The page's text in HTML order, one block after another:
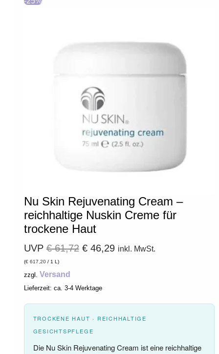
Nu Skin Rejuvenating Cream –
reichhaltige Nuskin Creme für
trockene Haut
UVP €61,72 €46,29 inkl. MwSt.
(€617,20/ 1 L)
zzgl. Versand
Lieferzeit: ca. 3-4 Werktage
TROCKENE HAUT · REICHHALTIGE
GESICHTSPFLEGE
Die Nu Skin Rejuvenating Cream ist eine reichhaltige